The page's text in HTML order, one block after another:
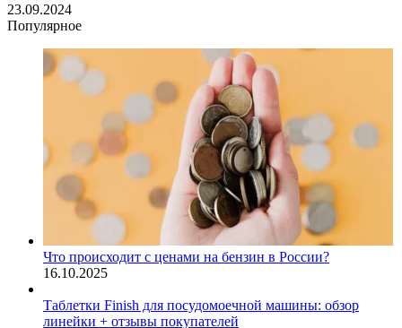
23.09.2024
Популярное
Что происходит с ценами на бензин в России?
16.10.2025
Таблетки Finish для посудомоечной машины: обзор
линейки + отзывы покупателей